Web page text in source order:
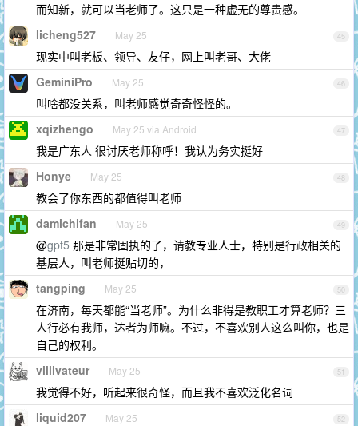
而知新，就可以当老师了。这只是一种虚无的尊贵感。
45
licheng527 May 25
现实中叫老板、领导、友仔，网上叫老哥、大佬
46
GeminiPro May 25
叫啥都没关系，叫老师感觉奇奇怪怪的。
47
xqizhengo May 25 via Android
我是广东人 很讨厌老师称呼！我认为务实挺好
48
Honye May 25
教会了你东西的都值得叫老师
49
damichifan May 25
@gpt5 那是非常固执的了，请教专业人士，特别是行政相关的
基层人，叫老师挺贴切的，
50
tangping May 25
在济南，每天都能“当老师”。为什么非得是教职工才算老师？三
人行必有我师，达者为师嘛。不过，不喜欢别人这么叫你，也是
自己的权利。
51
villivateur May 25
我觉得不好，听起来很奇怪，而且我不喜欢泛化名词
52
liquid207 May 25